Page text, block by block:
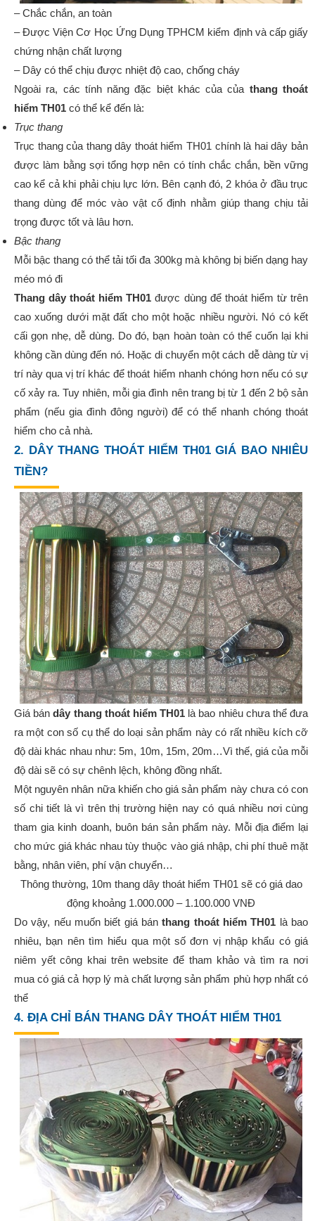
– Chắc chắn, an toàn
– Được Viện Cơ Học Ứng Dụng TPHCM kiểm định và cấp giấy
chứng nhận chất lượng
– Dây có thể chịu được nhiệt độ cao, chống cháy
Ngoài ra, các tính năng đặc biệt khác của của thang thoát
hiểm TH01 có thể kể đến là:
Trục thang
Trục thang của thang dây thoát hiểm TH01 chính là hai dây bản
được làm bằng sợi tổng hợp nên có tính chắc chắn, bền vững
cao kể cả khi phải chịu lực lớn. Bên cạnh đó, 2 khóa ở đầu trục
thang dùng để móc vào vật cố định nhằm giúp thang chịu tải
trọng được tốt và lâu hơn.
Bậc thang
Mỗi bậc thang có thể tải tối đa 300kg mà không bị biến dạng hay
méo mó đi
Thang dây thoát hiểm TH01 được dùng để thoát hiểm từ trên
cao xuống dưới mặt đất cho một hoặc nhiều người. Nó có kết
cấi gọn nhẹ, dễ dùng. Do đó, bạn hoàn toàn có thể cuốn lại khi
không cần dùng đến nó. Hoặc di chuyển một cách dễ dàng từ vị
trí này qua vị trí khác để thoát hiểm nhanh chóng hơn nếu có sự
cố xảy ra. Tuy nhiên, mỗi gia đình nên trang bị từ 1 đến 2 bộ sản
phẩm (nếu gia đình đông người) để có thể nhanh chóng thoát
hiểm cho cả nhà.
2. DÂY THANG THOÁT HIỂM TH01 GIÁ BAO NHIÊU
TIỀN?
Giá bándây thang thoát hiểm TH01 là bao nhiêu chưa thể đưa
ra một con số cụ thể do loại sản phẩm này có rất nhiều kích cỡ
độ dài khác nhau như: 5m, 10m, 15m, 20m…Vì thế, giá của mỗi
độ dài sẽ có sự chênh lệch, không đồng nhất.
Một nguyên nhân nữa khiến cho giá sản phẩm này chưa có con
số chi tiết là vì trên thị trường hiện nay có quá nhiều nơi cùng
tham gia kinh doanh, buôn bán sản phẩm này. Mỗi địa điểm lại
cho mức giá khác nhau tùy thuộc vào giá nhập, chi phí thuê mặt
bằng, nhân viên, phí vận chuyển…
Thông thường, 10m thang dây thoát hiểm TH01 sẽ có giá dao
động khoảng 1.000.000 – 1.100.000 VNĐ
Do vậy, nếu muốn biết giá bánthang thoát hiểm TH01 là bao
nhiêu, bạn nên tìm hiểu qua một số đơn vị nhập khẩu có giá
niêm yết công khai trên website để tham khảo và tìm ra nơi
mua có giá cả hợp lý mà chất lượng sản phẩm phù hợp nhất có
thể
4. ĐỊA CHỈ BÁN THANG DÂY THOÁT HIỂM TH01